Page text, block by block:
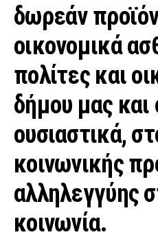
δωρεάν
οικονομικά
πολίτες και
δήμου μας
ουσιαστικά,
κοινωνικής
αλληλεγγύης
κοινωνία.